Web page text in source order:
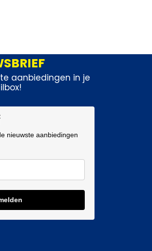
aanbiedingen in je
nieuwste aanbiedingen